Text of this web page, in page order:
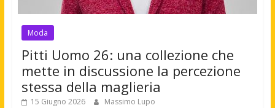
Moda
Pitti Uomo 26: una collezione che
mette in discussione la percezione
stessa della maglieria
15 Giugno 2026 Massimo Lupo